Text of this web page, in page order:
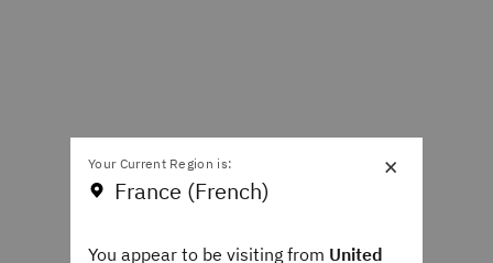
×
Your Current Region is:
France (French)
You appear to be visiting from United